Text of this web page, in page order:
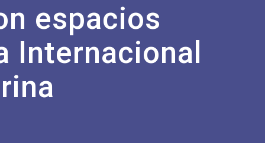
espacios
Internacional